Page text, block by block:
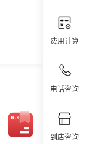
费用计算
电话咨询
到店咨询